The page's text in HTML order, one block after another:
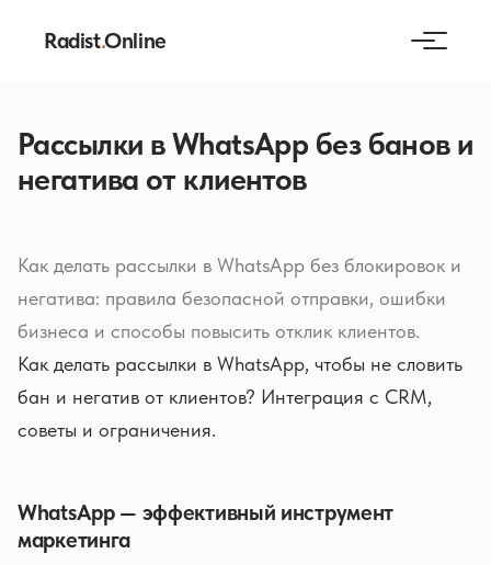
Radist.Online
Рассылки в WhatsApp без банов и
негатива от клиентов
Как делать рассылки в WhatsApp без блокировок и
негатива: правила безопасной отправки, ошибки
бизнеса и способы повысить отклик клиентов.
Как делать рассылки в WhatsApp, чтобы не словить
бан и негатив от клиентов? Интеграция с CRM,
советы и ограничения.
WhatsApp — эффективный инструмент
маркетинга